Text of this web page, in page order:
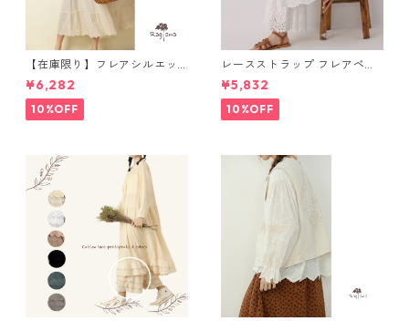
【在庫限り】フレアシルエッ
ト キャミワンピース 2col N
WP123
¥6,282
10%OFF
レースストラップ フレアペチ
パンツ Y 10925
¥5,832
10%OFF